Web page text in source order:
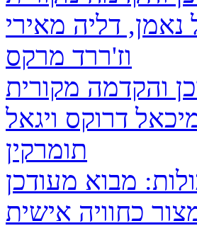
דליה מאירי
וז'ררד מרקס
והקדמה מקורית
דרוקס ויגאל
תומרקין
מבוא מעודכן